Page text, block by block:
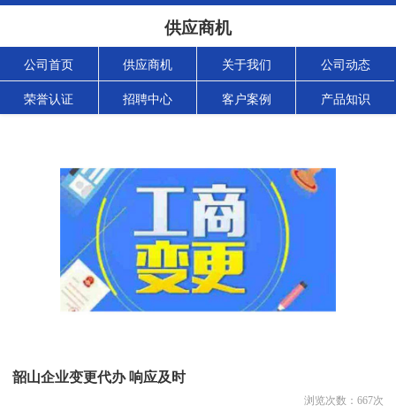
供应商机
公司首页 供应商机 关于我们 公司动态
荣誉认证 招聘中心 客户案例 产品知识
韶山企业变更代办 响应及时
浏览次数： 667次